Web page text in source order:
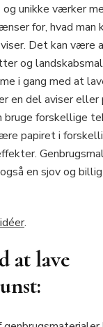
og unikke værker
for, hvad man
Det kan være
og
i gang med at
en del aviser eller
bruge forskellige
papiret i
en sjov og
.
at lave